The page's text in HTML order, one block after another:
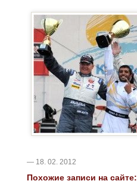
— 18. 02. 2012
Похожие записи на сайте: